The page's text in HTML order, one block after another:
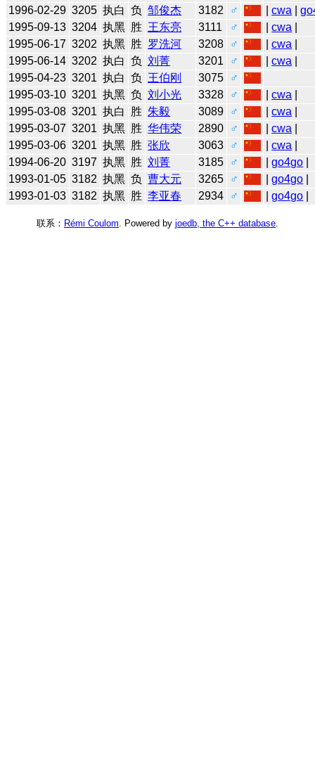
1996-02-29 3205 执白 负 邹俊杰 3182 ♂ |cwa |
1995-09-13 3204 执黑 胜 王东亮 3111 ♂ |cwa
1995-06-17 3202 执黑 胜 罗洗河 3208 ♂ |cwa
1995-06-14 3202 执白 负 刘菁 3201 ♂ |cwa
1995-04-23 3201 执白 负 王伯刚 3075
♂
1995-03-10 3201 执黑 负 刘小光 3328 ♂ |cwa
1995-03-08 3201 执白 胜 朱毅 3089 ♂ |cwa
1995-03-07 3201 执黑 胜 华伟荣 2890 ♂ |cwa
1995-03-06 3201 执黑 胜 张欣 3063 ♂ |cwa
1994-06-20 3197 执黑 胜 刘菁 3185 ♂ |go4go
1993-01-05 3182 执黑 负 曹大元 3265 ♂ |go4go
1993-01-03 3182 执黑 胜 李亚春 2934 ♂ |go4go
联系： Rémi Coulom . Powered by joedb, the C++ database